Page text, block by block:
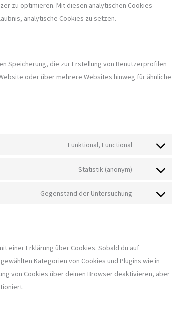
zu optimieren. Mit diesen analytischen Cookies
analytische Cookies zu setzen.
Speicherung, die zur Erstellung von Benutzerprofilen
oder über mehrere Websites hinweg für ähnliche
Funktional, Functional
Consent
wordpress
Statistik (anonym)
Consent
Gegenstand der Untersuchung
Consent
einer Erklärung über Cookies. Sobald du auf
Kategorien von Cookies und Plugins wie in
von Cookies über deinen Browser deaktivieren, aber